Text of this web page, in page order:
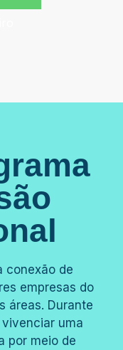
conexão de
empresas do
áreas. Durante
uma
por meio de